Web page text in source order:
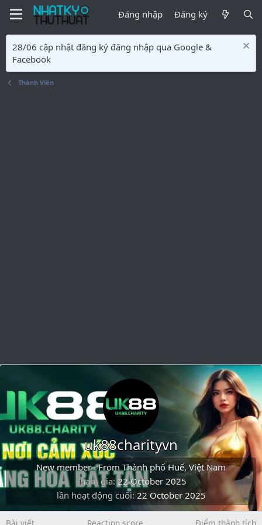
Đăng nhập Đăng ký
28/06 cập nhật đăng ký đăng nhập qua Google &
Facebook
Thành Viên
uk88charityvn
New member ·FromThành phố Huế, Việt Nam
Tham gia 22 October 2025
lần hoạt động cuối 22 October 2025